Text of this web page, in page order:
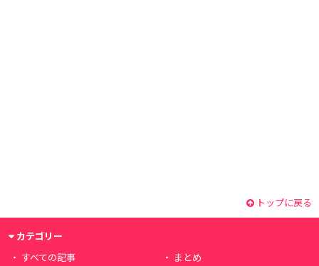
トップに戻る
カテゴリー
すべての記事
まとめ